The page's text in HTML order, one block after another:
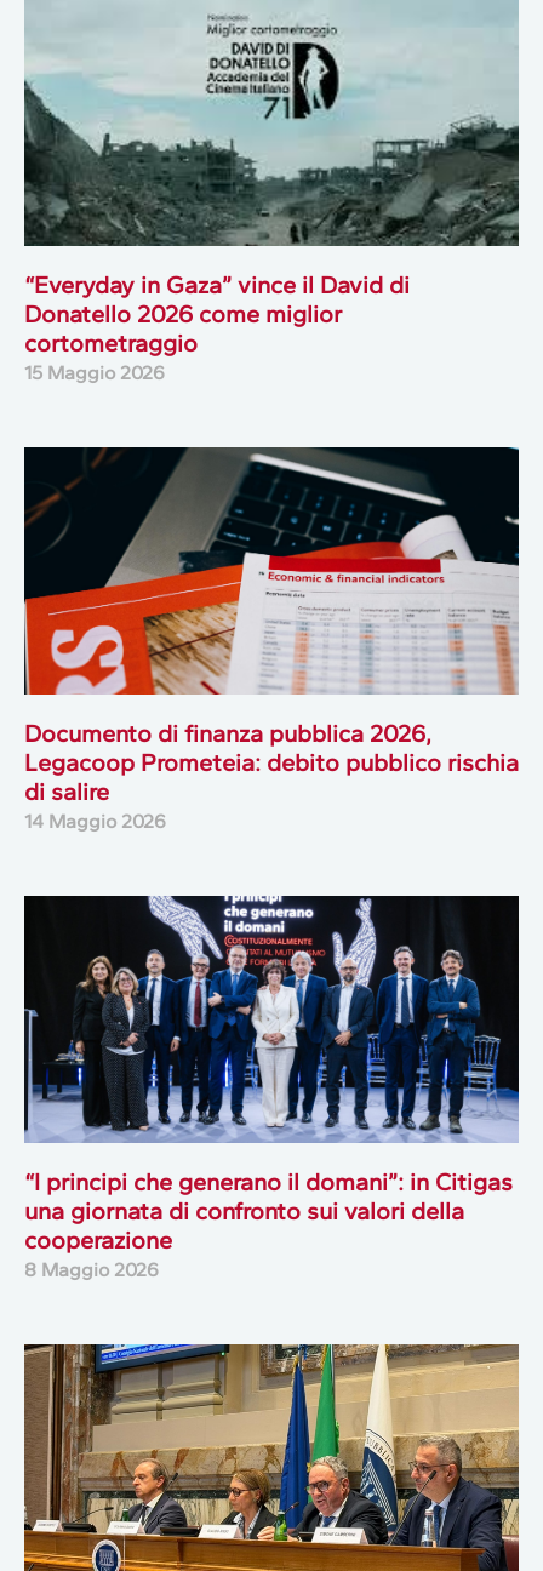
“Everyday in Gaza” vince il David di
Donatello 2026 come miglior
cortometraggio
15 Maggio 2026
Documento di finanza pubblica 2026,
Legacoop Prometeia: debito pubblico rischia
di salire
14 Maggio 2026
“I principi che generano il domani”: in Citigas
una giornata di confronto sui valori della
cooperazione
8 Maggio 2026